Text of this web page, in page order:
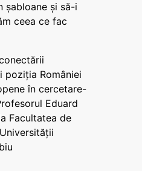
șabloane și să-i
ceea ce fac
poziția României
în cercetare-
Eduard
Facultatea de